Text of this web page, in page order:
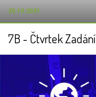
20.10.2021
7B - Čtvrtek Zadání